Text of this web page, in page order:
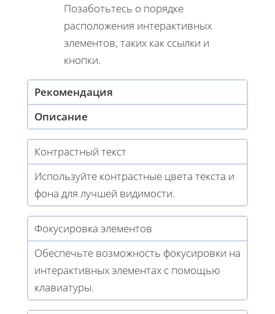
Позаботьтесь о порядке
расположения интерактивных
элементов, таких как ссылки и
кнопки.
Рекомендация
Описание
Контрастный текст
Используйте контрастные цвета текста и
фона для лучшей видимости.
Фокусировка элементов
Обеспечьте возможность фокусировки на
интерактивных элементах с помощью
клавиатуры.